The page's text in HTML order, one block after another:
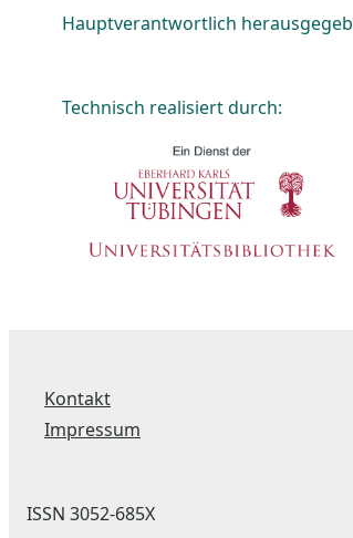
Hauptverantwortlich
Technisch realisiert durch:
Kontakt
Impressum
ISSN 3052-685X